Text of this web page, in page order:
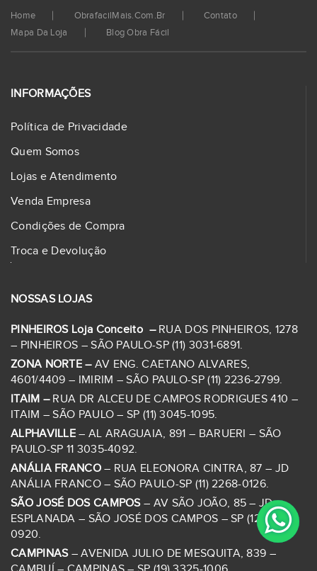
Home ObrafacilMais.com.br
Contato
Mapa Da Loja
Blog Obra Fácil
INFORMAÇÕES
Política de Privacidade
Quem Somos
Lojas e Atendimento
Venda Empresa
Condições de Compra
Troca e Devolução
NOSSAS LOJAS
PINHEIROS Loja Conceito – RUA DOS PINHEIROS, 1278
– PINHEIROS – SÃO PAULO-SP (11) 3031-6891.
ZONA NORTE – AV ENG. CAETANO ALVARES,
4601/4409 – IMIRIM – SÃO PAULO-SP (11) 2236-2799.
ITAIM – RUA DR ALCEU DE CAMPOS RODRIGUES 410 –
ITAIM – SÃO PAULO – SP (11) 3045-1095.
ALPHAVILLE – AL ARAGUAIA, 891 – BARUERI – SÃO
PAULO-SP 11 3035-4092.
ANÁLIA FRANCO– RUA ELEONORA CINTRA, 87 – JD
ANÁLIA FRANCO – SÃO PAULO-SP (11) 2268-0126.
SÃO JOSÉ DOS CAMPOS– AV SÃO JOÃO, 85 – JD
ESPLANADA – SÃO JOSÉ DOS CAMPOS – SP (12) 3922-
0920.
CAMPINAS– AVENIDA JULIO DE MESQUITA, 839 –